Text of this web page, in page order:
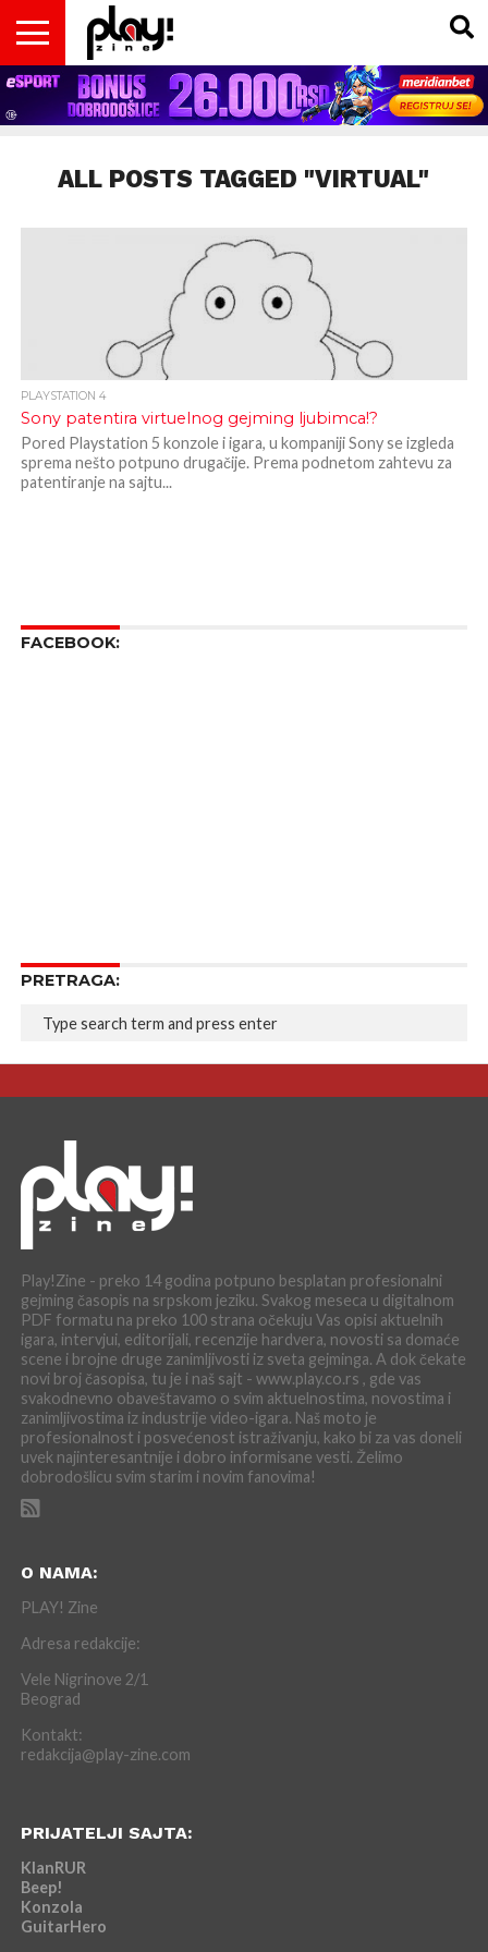
VESTI
MAGAZIN
PLAY!RETRO
PLAY!CAST
PLAY!CON
PLAY!BIZ
INSIDER
OPISI
IGARA
DOMAĆA
SCENA
INTERVJUI
GADGETS
FILM
& TV
KOLUMNE
ALL POSTS TAGGED "VIRTUAL"
PLAYSTATION 4
Sony patentira virtuelnog gejming ljubimca!?
Pored Playstation 5 konzole i igara, u kompaniji Sony se izgleda
sprema nešto potpuno drugačije. Prema podnetom zahtevu za
patentiranje na sajtu...
FACEBOOK:
PRETRAGA:
Play!Zine - preko 14 godina potpuno besplatan profesionalni
gejming časopis na srpskom jeziku. Svakog meseca u digitalnom
PDF formatu na preko 100 strana očekuju Vas opisi aktuelnih
igara, intervjui, editorijali, recenzije hardvera, novosti sa domaće
scene i brojne druge zanimljivosti iz sveta gejminga. A dok čekate
novi broj časopisa, tu je i naš sajt - www.play.co.rs , gde vas
svakodnevno obaveštavamo o svim aktuelnostima, novostima i
zanimljivostima iz industrije video-igara. Naš moto je
profesionalnost i posvećenost istraživanju, kako bi za vas doneli
uvek najinteresantnije i dobro informisane vesti. Želimo
dobrodošlicu svim starim i novim fanovima!
O NAMA:
PLAY! Zine
Adresa redakcije:
Vele Nigrinove 2/1
Beograd
Kontakt:
redakcija@play-zine.com
PRIJATELJI SAJTA:
KlanRUR
Beep!
Konzola
GuitarHero